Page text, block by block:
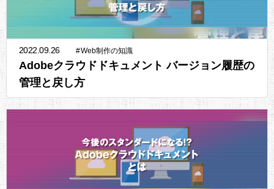
2022.09.26 #Web制作の知識
Adobeクラウドドキュメント バージョン履歴の
管理と戻し方